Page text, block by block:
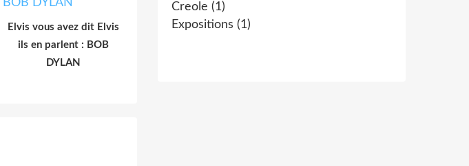
Elvis vous avez dit Elvis
ils en parlent : BOB
DYLAN
Creole (1)
Expositions (1)